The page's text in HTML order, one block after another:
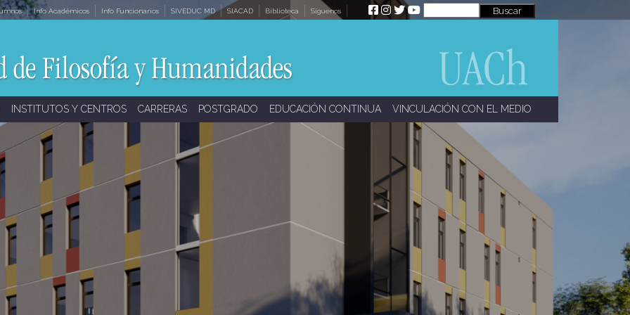
Info Académicos Info Funcionarios SIVEDUC MD SIACAD Biblioteca Síguenos
INSTITUTOS Y CENTROS CARRERAS POSTGRADO EDUCACIÓN CONTINUA VINCULACIÓN CON EL MEDIO